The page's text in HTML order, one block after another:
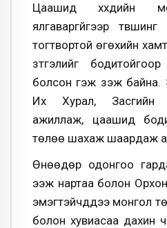
Цаашид хүүхдийн
ялгаваргүйгээр
тогтвортой өгөхийн
зүтгэлийг
болсон гэж үзэж
Их Хурал, Засгийн
ажиллаж, цаашид
төлөө шахаж шаардаж
Өнөөдөр одонгоо
ээж нартаа болон Орхон
эмэгтэйчүүддээ монгол
болон хувиасаа дахин